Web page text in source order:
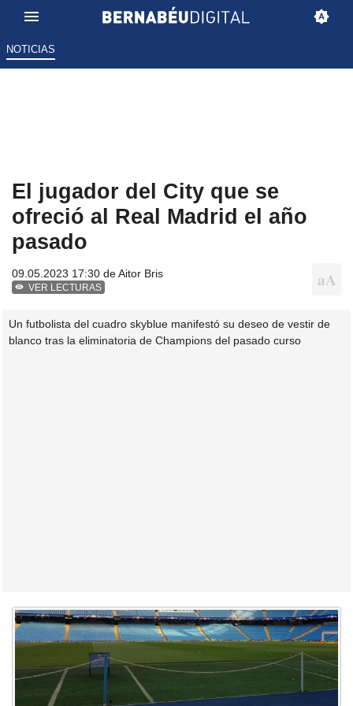
NOTICIAS
El jugador del City que se
ofreció al Real Madrid el año
pasado
09.05.2023 17:30 deAitor Bris
VER LECTURAS
Un futbolista del cuadro skyblue manifestó su deseo de vestir de
blanco tras la eliminatoria de Champions del pasado curso